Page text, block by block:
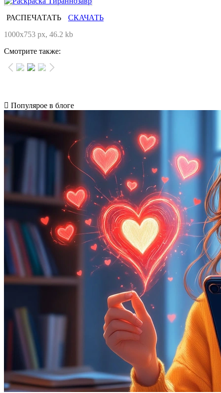
РАСПЕЧАТАТЬ
СКАЧАТЬ
1000x753 px, 46.2 kb
Смотрите также:
Популярое в блоге